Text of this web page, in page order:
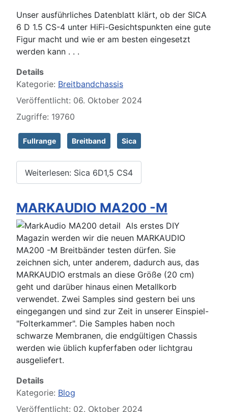
Unser ausführliches Datenblatt klärt, ob der SICA
6 D 1.5 CS-4 unter HiFi-Gesichtspunkten eine gute
Figur macht und wie er am besten eingesetzt
werden kann . . .
Details
Kategorie: Breitbandchassis
Veröffentlicht: 06. Oktober 2024
Zugriffe: 19760
Fullrange Breitband Sica
Weiterlesen: Sica 6D1,5 CS4
MARKAUDIO MA200 -M
Als erstes DIY
Magazin werden wir die neuen MARKAUDIO
MA200 -M Breitbänder testen dürfen. Sie
zeichnen sich, unter anderem, dadurch aus, das
MARKAUDIO erstmals an diese Größe (20 cm)
geht und darüber hinaus einen Metallkorb
verwendet. Zwei Samples sind gestern bei uns
eingegangen und sind zur Zeit in unserer Einspiel-
"Folterkammer". Die Samples haben noch
schwarze Membranen, die endgültigen Chassis
werden wie üblich kupferfaben oder lichtgrau
ausgeliefert.
Details
Kategorie: Blog
Veröffentlicht: 02. Oktober 2024